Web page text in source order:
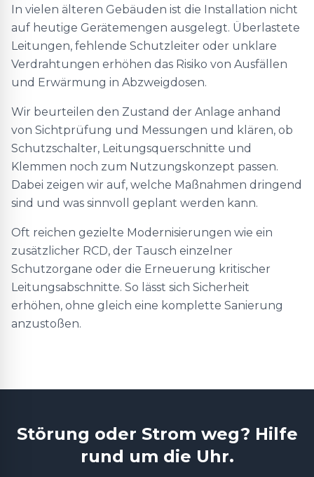
In vielen älteren Gebäuden ist die Installation nicht
auf heutige Gerätemengen ausgelegt. Überlastete
Leitungen, fehlende Schutzleiter oder unklare
Verdrahtungen erhöhen das Risiko von Ausfällen
und Erwärmung in Abzweigdosen.
Wir beurteilen den Zustand der Anlage anhand
von Sichtprüfung und Messungen und klären, ob
Schutzschalter, Leitungsquerschnitte und
Klemmen noch zum Nutzungskonzept passen.
Dabei zeigen wir auf, welche Maßnahmen dringend
sind und was sinnvoll geplant werden kann.
Oft reichen gezielte Modernisierungen wie ein
zusätzlicher RCD, der Tausch einzelner
Schutzorgane oder die Erneuerung kritischer
Leitungsabschnitte. So lässt sich Sicherheit
erhöhen, ohne gleich eine komplette Sanierung
anzustoßen.
Störung oder Strom weg? Hilfe
rund um die Uhr.